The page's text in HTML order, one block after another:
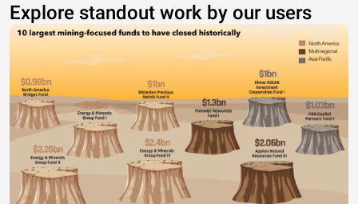
Explore standout work by our users